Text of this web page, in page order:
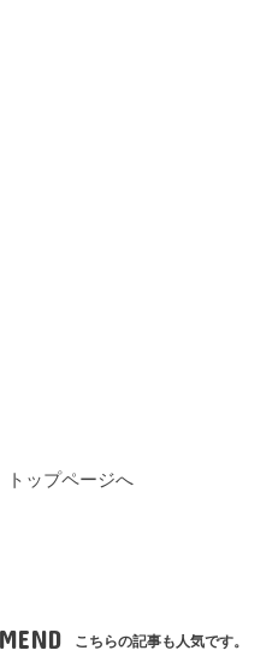
トップページへ
こちらの記事も人気です。